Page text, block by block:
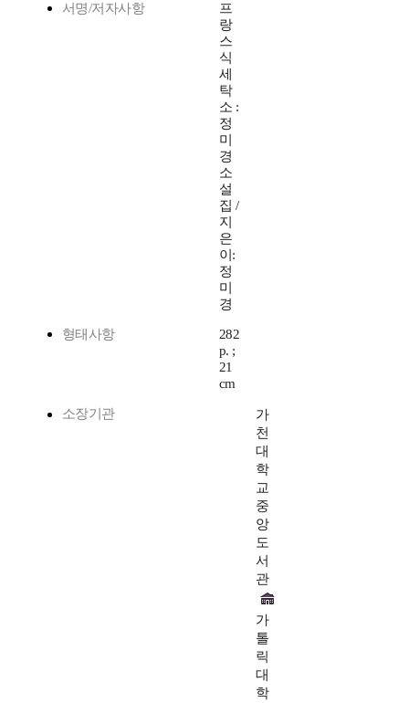
서명/저자사항
프
랑
스
식
세
탁
소 :
정
미
경
소
설
집 /
지
은
이:
정
미
경
형태사항
282
p. ;
21
cm
소장기관
가
천
대
학
교
중
앙
도
서
관
가
톨
릭
대
학